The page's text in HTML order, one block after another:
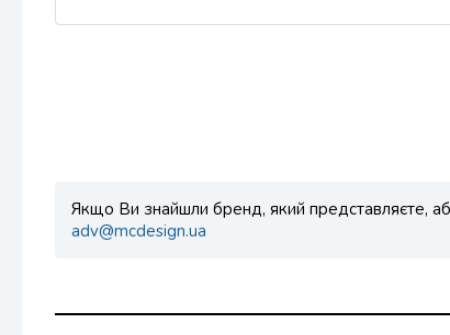
Якщо Ви знайшли бренд, який представляєте,
adv@mcdesign.ua